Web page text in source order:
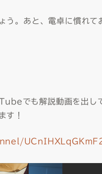
う。あと、電卓に慣れて
でも解説動画を出し
す！